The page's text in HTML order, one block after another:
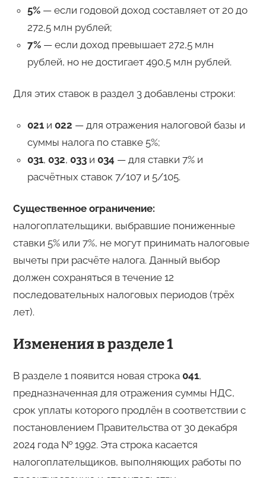
5%— если годовой доход составляет от 20 до
272,5 млн рублей;
7%— если доход превышает 272,5 млн
рублей, но не достигает 490,5 млн рублей.
Для этих ставок в раздел 3 добавлены строки:
021и 022 — для отражения налоговой базы и
суммы налога по ставке 5%;
031, 032, 033и 034 — для ставки 7% и
расчётных ставок 7/107 и 5/105.
Существенное ограничение:
налогоплательщики, выбравшие пониженные
ставки 5% или 7%, не могут принимать налоговые
вычеты при расчёте налога. Данный выбор
должен сохраняться в течение 12
последовательных налоговых периодов (трёх
лет).
Изменения в разделе 1
В разделе 1 появится новая строка 041,
предназначенная для отражения суммы НДС,
срок уплаты которого продлён в соответствии с
постановлением Правительства от 30 декабря
2024 года № 1992. Эта строка касается
налогоплательщиков, выполняющих работы по